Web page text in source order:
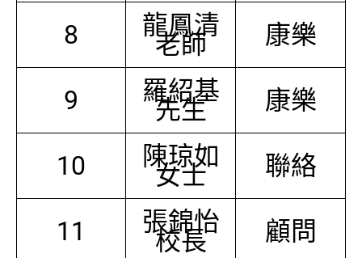
8 龍鳳清
老師 康樂
9 羅紹基
先生 康樂
10 陳琼如
女士 聯絡
11 張錦怡
校長 顧問